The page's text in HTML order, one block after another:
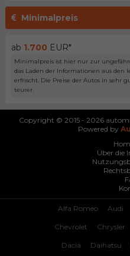
Minimalpreis
ab 1.700 EUR*
Minimalpreis ist hier nur zur
das Laden der Informationen aus den
erfrischt. Die Preise der Autos in sehr
teurer.
Copyright © 2015 - 2026
Powered by
Über die
Alfa Romeo Audi
Chevrolet Chrysler
Dacia Daihatsu